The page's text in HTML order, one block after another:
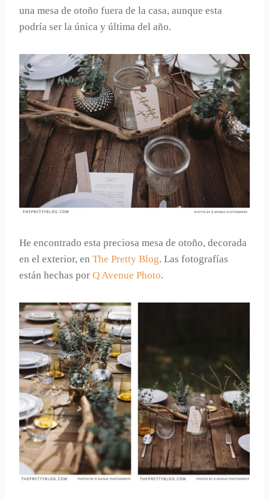
una mesa de otoño fuera de la casa, aunque esta
podría ser la única y última del año.
He encontrado esta preciosa mesa de otoño, decorada
en el exterior, en The Pretty Blog. Las fotografías
están hechas por Q Avenue Photo.